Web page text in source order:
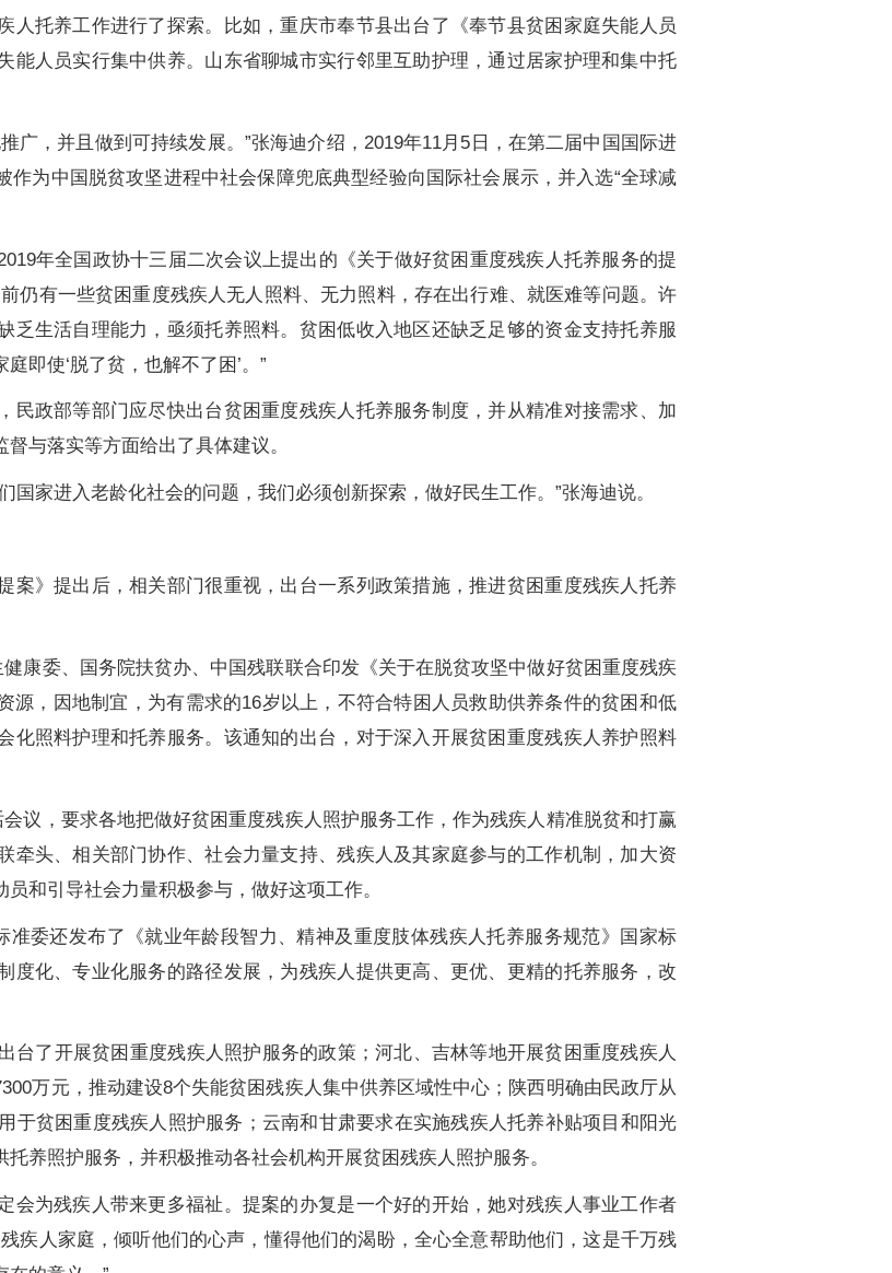
托养工作进行了探索。比如，重庆市奉节县出台了《奉节县贫困家庭失能人员
能人员实行集中供养。山东省聊城市实行邻里互助护理，通过居家护理和集中托
，并且做到可持续发展。”张海迪介绍，2019年11月5日，在第二届中国国际进
作为中国脱贫攻坚进程中社会保障兜底典型经验向国际社会展示，并入选“全球减
年全国政协十三届二次会议上提出的《关于做好贫困重度残疾人托养服务的提
仍有一些贫困重度残疾人无人照料、无力照料，存在出行难、就医难等问题。许
乏生活自理能力，亟须托养照料。贫困低收入地区还缺乏足够的资金支持托养服
即使‘脱了贫，也解不了困’。”
政部等部门应尽快出台贫困重度残疾人托养服务制度，并从精准对接需求、加
与落实等方面给出了具体建议。
家进入老龄化社会的问题，我们必须创新探索，做好民生工作。”张海迪说。
》提出后，相关部门很重视，出台一系列政策措施，推进贫困重度残疾人托养
委、国务院扶贫办、中国残联联合印发《关于在脱贫攻坚中做好贫困重度残疾
源，因地制宜，为有需求的16岁以上，不符合特困人员救助供养条件的贫困和低
化照料护理和托养服务。该通知的出台，对于深入开展贫困重度残疾人养护照料
，要求各地把做好贫困重度残疾人照护服务工作，作为残疾人精准脱贫和打赢
牵头、相关部门协作、社会力量支持、残疾人及其家庭参与的工作机制，加大资
和引导社会力量积极参与，做好这项工作。
委还发布了《就业年龄段智力、精神及重度肢体残疾人托养服务规范》国家标
度化、专业化服务的路径发展，为残疾人提供更高、更优、更精的托养服务，改
了开展贫困重度残疾人照护服务的政策；河北、吉林等地开展贫困重度残疾人
万元，推动建设8个失能贫困残疾人集中供养区域性中心；陕西明确由民政厅从
于贫困重度残疾人照护服务；云南和甘肃要求在实施残疾人托养补贴项目和阳光
养照护服务，并积极推动各社会机构开展贫困残疾人照护服务。
为残疾人带来更多福祉。提案的办复是一个好的开始，她对残疾人事业工作者
疾人家庭，倾听他们的心声，懂得他们的渴盼，全心全意帮助他们，这是千万残